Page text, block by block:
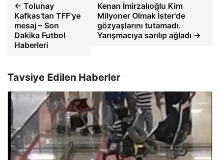
← Tolunay
Kafkas'tan TFF'ye
mesaj – Son
Dakika Futbol
Haberleri
Kenan İmirzalıoğlu Kim
Milyoner Olmak İster'de
gözyaşlarını tutamadı.
Yarışmacıya sarılıp ağladı →
Tavsiye Edilen Haberler